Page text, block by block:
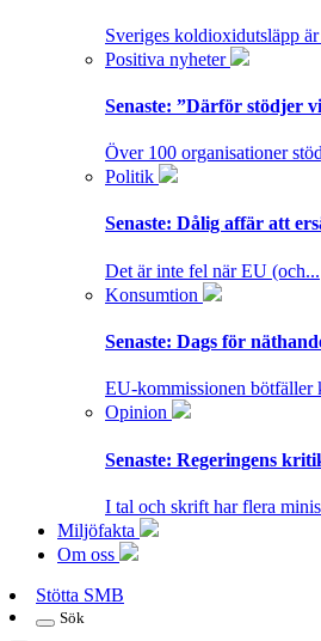
Sveriges koldioxidutsläpp
Positiva nyheter
Senaste: ”Därför stödjer
Över 100 organisationer
Politik
Senaste: Dålig affär att
Det är inte fel när EU (och...
Konsumtion
Senaste: Dags för
EU-kommissionen bötfäller
Opinion
Senaste: Regeringens
I tal och skrift har flera
Miljöfakta
Om oss
Stötta SMB
Sök